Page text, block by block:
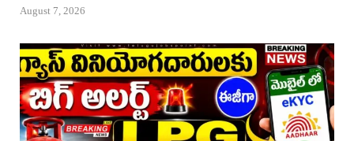
August 7, 2026